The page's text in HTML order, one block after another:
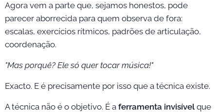
Agora vem a parte que, sejamos honestos, pode
parecer aborrecida para quem observa de fora:
escalas, exercícios rítmicos, padrões de articulação,
coordenação.
"Mas porquê? Ele só quer tocar música!"
Exacto. E é precisamente por isso que a técnica existe.
A técnica não é o objetivo. É a ferramenta invisível que